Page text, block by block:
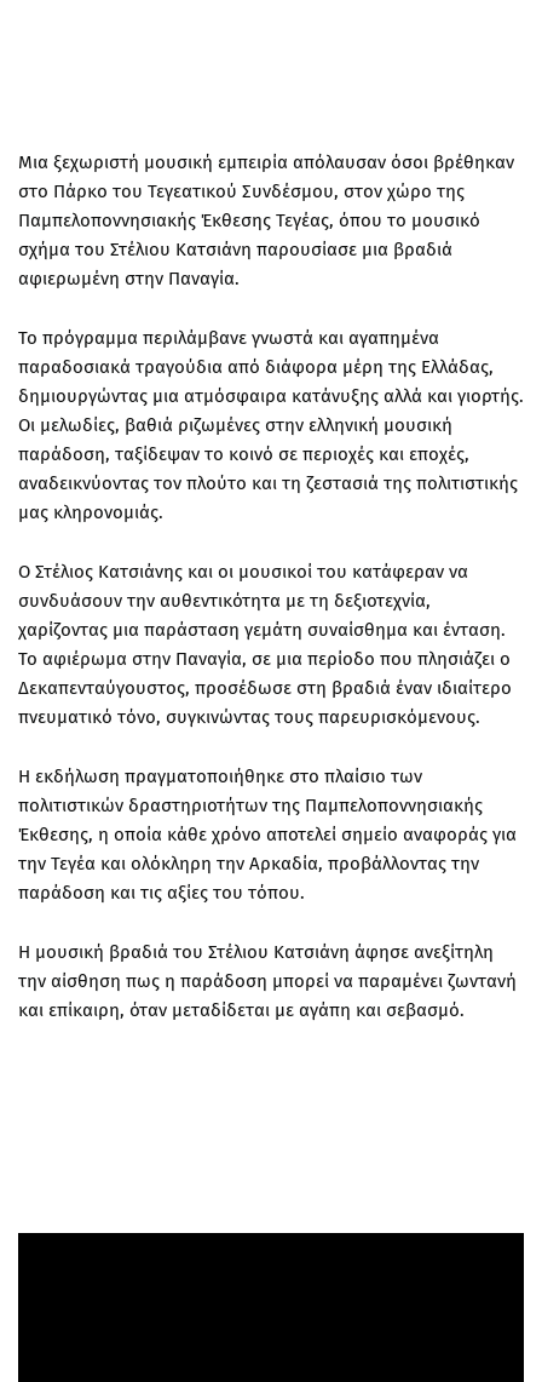
Μια ξεχωριστή μουσική εμπειρία απόλαυσαν όσοι βρέθηκαν
στο Πάρκο του Τεγεατικού Συνδέσμου, στον χώρο της
Παμπελοποννησιακής Έκθεσης Τεγέας, όπου το μουσικό
σχήμα του Στέλιου Κατσιάνη παρουσίασε μια βραδιά
αφιερωμένη στην Παναγία.
Το πρόγραμμα περιλάμβανε γνωστά και αγαπημένα
παραδοσιακά τραγούδια από διάφορα μέρη της Ελλάδας,
δημιουργώντας μια ατμόσφαιρα κατάνυξης αλλά και γιορτής.
Οι μελωδίες, βαθιά ριζωμένες στην ελληνική μουσική
παράδοση, ταξίδεψαν το κοινό σε περιοχές και εποχές,
αναδεικνύοντας τον πλούτο και τη ζεστασιά της πολιτιστικής
μας κληρονομιάς.
Ο Στέλιος Κατσιάνης και οι μουσικοί του κατάφεραν να
συνδυάσουν την αυθεντικότητα με τη δεξιοτεχνία,
χαρίζοντας μια παράσταση γεμάτη συναίσθημα και ένταση.
Το αφιέρωμα στην Παναγία, σε μια περίοδο που πλησιάζει ο
Δεκαπενταύγουστος, προσέδωσε στη βραδιά έναν ιδιαίτερο
πνευματικό τόνο, συγκινώντας τους παρευρισκόμενους.
Η εκδήλωση πραγματοποιήθηκε στο πλαίσιο των
πολιτιστικών δραστηριοτήτων της Παμπελοποννησιακής
Έκθεσης, η οποία κάθε χρόνο αποτελεί σημείο αναφοράς για
την Τεγέα και ολόκληρη την Αρκαδία, προβάλλοντας την
παράδοση και τις αξίες του τόπου.
Η μουσική βραδιά του Στέλιου Κατσιάνη άφησε ανεξίτηλη
την αίσθηση πως η παράδοση μπορεί να παραμένει ζωντανή
και επίκαιρη, όταν μεταδίδεται με αγάπη και σεβασμό.